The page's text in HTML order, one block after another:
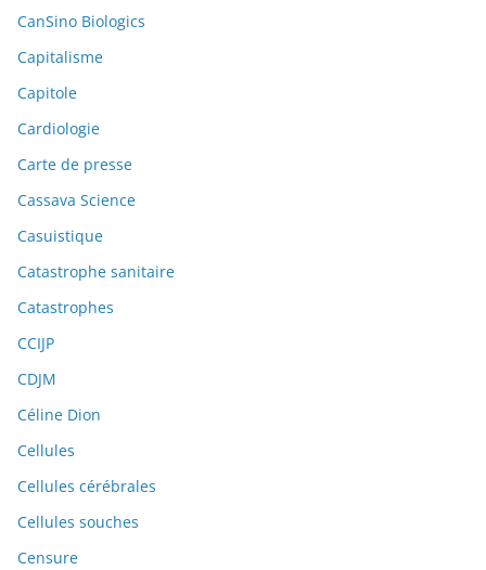
CanSino Biologics
Capitalisme
Capitole
Cardiologie
Carte de presse
Cassava Science
Casuistique
Catastrophe sanitaire
Catastrophes
CCIJP
CDJM
Céline Dion
Cellules
Cellules cérébrales
Cellules souches
Censure